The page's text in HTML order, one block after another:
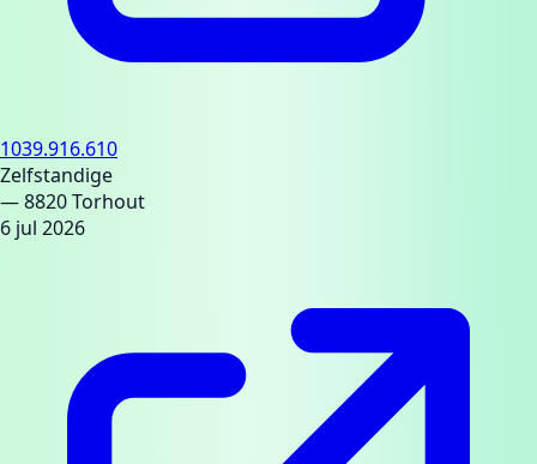
1039.916.610
Zelfstandige
— 8820 Torhout
6 jul 2026